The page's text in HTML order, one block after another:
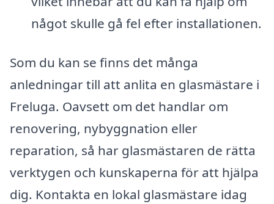
något skulle gå fel efter installationen.
Som du kan se finns det många
anledningar till att anlita en glasmästare i
Freluga. Oavsett om det handlar om
renovering, nybyggnation eller
reparation, så har glasmästaren de rätta
verktygen och kunskaperna för att hjälpa
dig. Kontakta en lokal glasmästare idag